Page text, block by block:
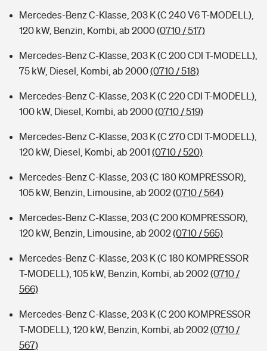
Mercedes-Benz C-Klasse, 203 K (C 240 V6 T-MODELL),
120 kW, Benzin, Kombi, ab 2000(0710 / 517)
Mercedes-Benz C-Klasse, 203 K (C 200 CDI T-MODELL),
75 kW, Diesel, Kombi, ab 2000(0710 / 518)
Mercedes-Benz C-Klasse, 203 K (C 220 CDI T-MODELL),
100 kW, Diesel, Kombi, ab 2000(0710 / 519)
Mercedes-Benz C-Klasse, 203 K (C 270 CDI T-MODELL),
120 kW, Diesel, Kombi, ab 2001 (0710 / 520)
Mercedes-Benz C-Klasse, 203 (C 180 KOMPRESSOR),
105 kW, Benzin, Limousine, ab 2002(0710 / 564)
Mercedes-Benz C-Klasse, 203 (C 200 KOMPRESSOR),
120 kW, Benzin, Limousine, ab 2002(0710 / 565)
Mercedes-Benz C-Klasse, 203 K (C 180 KOMPRESSOR
T-MODELL), 105 kW, Benzin, Kombi, ab 2002(0710 /
566)
Mercedes-Benz C-Klasse, 203 K (C 200 KOMPRESSOR
T-MODELL), 120 kW, Benzin, Kombi, ab 2002(0710 /
567)